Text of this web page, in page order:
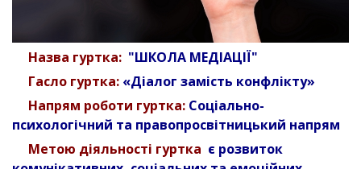
Назва гуртка: "ШКОЛА МЕДІАЦІЇ"
Гасло гуртка: «Діалог замість конфлікту»
Напрям роботи гуртка: Соціально-
психологічний та правопросвітницький напрям
Метою діяльності гуртка є розвиток